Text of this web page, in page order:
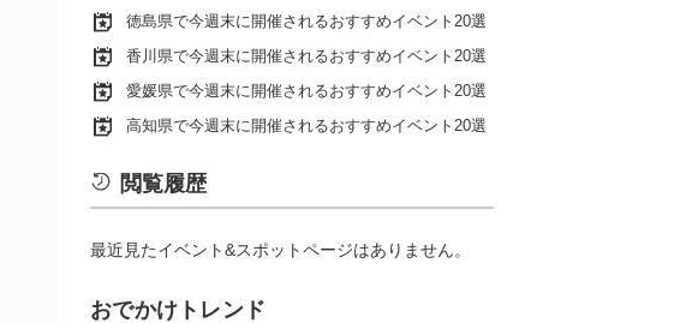
徳島県で今週末に開催されるおすすめイベント20選
香川県で今週末に開催されるおすすめイベント20選
愛媛県で今週末に開催されるおすすめイベント20選
高知県で今週末に開催されるおすすめイベント20選
閲覧履歴
最近見たイベント&スポットページはありません。
おでかけトレンド